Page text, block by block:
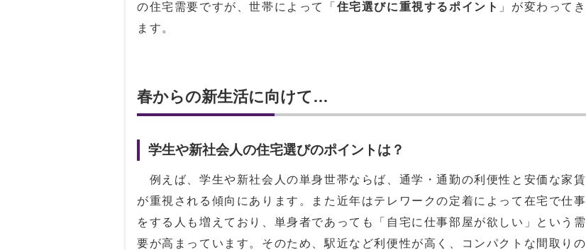
の住宅需要ですが、世帯によって「 住宅選びに重視するポイント 」が変わってき
ます。
春からの新生活に向けて…
学生や新社会人の住宅選びのポイントは？
例えば、学生や新社会人の単身世帯ならば、通学・通勤の利便性と安価な家賃
が重視される傾向にあります。また近年はテレワークの定着によって在宅で仕事
をする人も増えており、単身者であっても「自宅に仕事部屋が欲しい」という需
要が高まっています。そのため、駅近など利便性が高く、コンパクトな間取りの